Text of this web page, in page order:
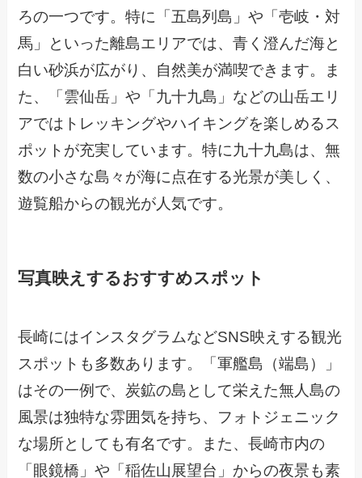
ろの一つです。特に「五島列島」や「壱岐・対
馬」といった離島エリアでは、青く澄んだ海と
白い砂浜が広がり、自然美が満喫できます。ま
た、「雲仙岳」や「九十九島」などの山岳エリ
アではトレッキングやハイキングを楽しめるス
ポットが充実しています。特に九十九島は、無
数の小さな島々が海に点在する光景が美しく、
遊覧船からの観光が人気です。
写真映えするおすすめスポット
長崎にはインスタグラムなどSNS映えする観光
スポットも多数あります。「軍艦島（端島）」
はその一例で、炭鉱の島として栄えた無人島の
風景は独特な雰囲気を持ち、フォトジェニック
な場所としても有名です。また、長崎市内の
「眼鏡橋」や「稲佐山展望台」からの夜景も素